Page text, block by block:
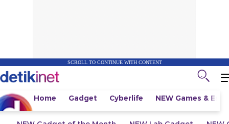
SCROLL TO CONTINUE WITH CONTENT
Home Gadget Cyberlife NEW Games &